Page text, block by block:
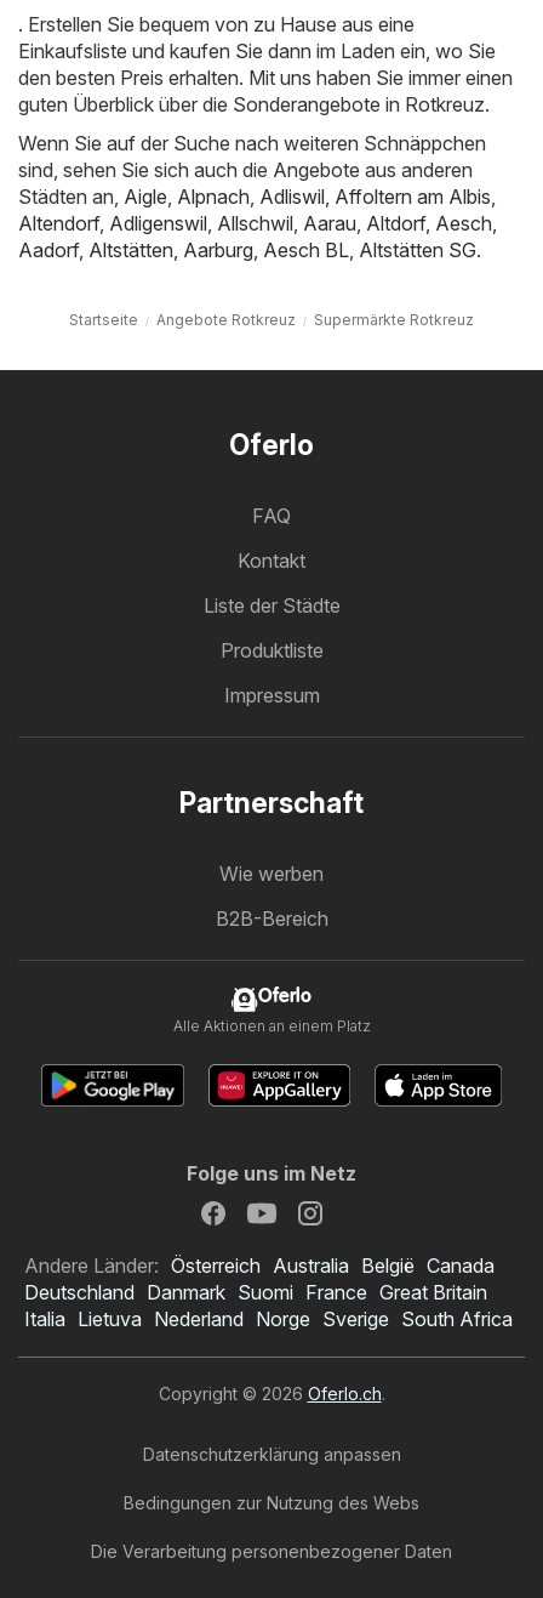
. Erstellen Sie bequem von zu Hause aus eine
Einkaufsliste und kaufen Sie dann im Laden ein, wo Sie
den besten Preis erhalten. Mit uns haben Sie immer einen
guten Überblick über die Sonderangebote in Rotkreuz.
Wenn Sie auf der Suche nach weiteren Schnäppchen
sind, sehen Sie sich auch die Angebote aus anderen
Städten an, Aigle, Alpnach, Adliswil, Affoltern am Albis,
Altendorf, Adligenswil, Allschwil, Aarau, Altdorf, Aesch,
Aadorf, Altstätten, Aarburg, Aesch BL, Altstätten SG.
Startseite Angebote Rotkreuz Supermärkte Rotkreuz
Oferlo
FAQ
Kontakt
Liste der Städte
Produktliste
Impressum
Partnerschaft
Wie werben
B2B-Bereich
Oferlo
Alle Aktionen an einem Platz
Folge uns im Netz
Andere Länder: Österreich Australia België Canada
Deutschland Danmark Suomi France Great Britain
Italia Lietuva Nederland Norge Sverige South Africa
Copyright © 2026 Oferlo.ch.
Datenschutzerklärung anpassen
Bedingungen zur Nutzung des Webs
Die Verarbeitung personenbezogener Daten